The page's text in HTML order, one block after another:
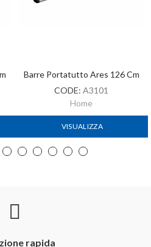
Barre Portatutto Ares 126 Cm
CODE: A3101
Home
VISUALIZZA
rapida